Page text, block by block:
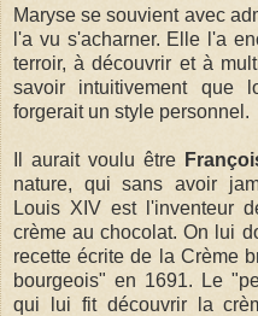
Maryse se souvient avec
l'a vu s'acharner. Elle l'a
terroir, à découvrir et à
savoir intuitivement que
forgerait un style personnel.
Il aurait voulu être
nature, qui sans avoir
Louis XIV est l'inventeur
crème au chocolat. On lui
recette écrite de la Crème
bourgeois" en 1691. Le
qui lui fit découvrir la